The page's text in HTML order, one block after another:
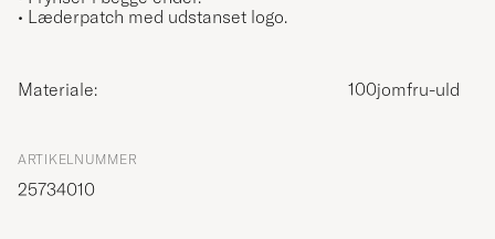
• Læderpatch med udstanset logo.
Materiale: 100jomfru-uld
ARTIKELNUMMER
25734010